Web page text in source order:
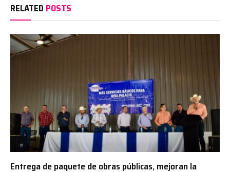
RELATED POSTS
Entrega de paquete de obras públicas, mejoran la